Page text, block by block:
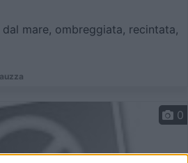
mare, ombreggiata, recintata,
0